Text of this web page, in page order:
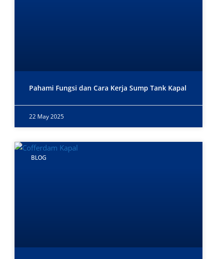
Pahami Fungsi dan Cara Kerja Sump Tank Kapal
22 May 2025
BLOG